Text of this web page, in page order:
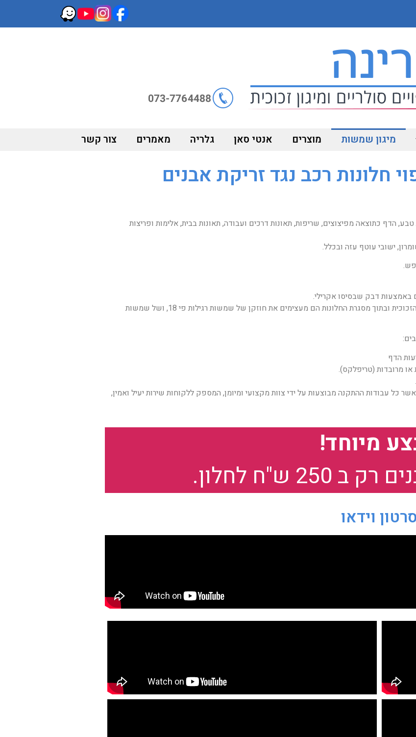
מיגון שמשות מוצרים אנטי סאן גלריה מאמרים צור קשר
חלונות רכב נגד זריקת אבנים
הדף כתוצאה מפיצוצים, שריפות, תאונות דרכים ועבודה, תאונות בבית, אלימות ופריצות
ישובי עוטף עזה ובכלל.
באמצעות דבק שבסיסו אקרילי.
מיגון שמשות מסופקים בעובי 350 מיקרון כאשר הם מודבקים על כל שטח הזכוכית ובתוך מסגרת החלונות הם מעצימים את חוזקן של שמשות רגילות פי 18, ושל שמשות
הדף
או מרובדות (טריפלקס).
כל עבודות ההתקנה מבוצעות על ידי צוות מקצועי ומיומן, המספק ללקוחות שירות יעיל ואמין,
מיוחד!
ש"ח לחלון.
סרטון וידאו